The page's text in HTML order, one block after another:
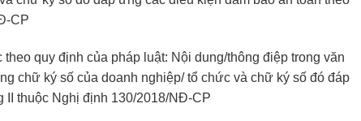
CP
quy định của pháp luật: Nội dung/thông điệp trong văn
chữ ký số của doanh nghiệp/ tổ chức và chữ ký số đó đáp
thuộc Nghị định 130/2018/NĐ-CP